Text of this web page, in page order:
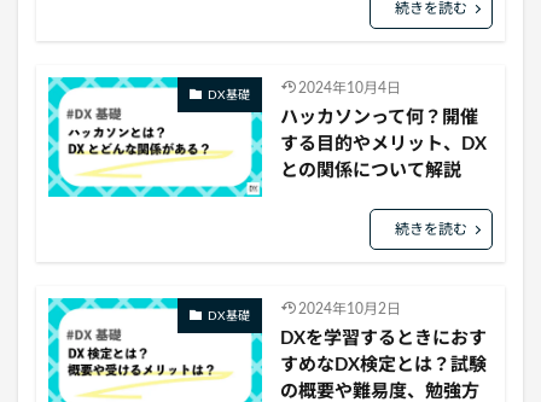
続きを読む
DX基礎 2024年10月4日
ハッカソンって何？開催
する目的やメリット、DX
との関係について解説
続きを読む
DX基礎 2024年10月2日
DXを学習するときにおす
すめなDX検定とは？試験
の概要や難易度、勉強方